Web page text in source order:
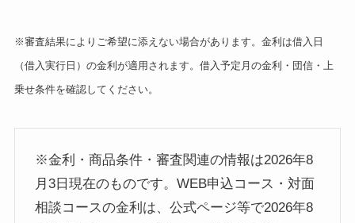
※審査結果によりご希望に添えない場合があります。金利は借入日
（借入実行日）の金利が適用されます。借入予定月の金利・団信・上
乗せ条件を確認してください。
※金利・商品条件・審査関連の情報は2026年8
月3日現在のものです。WEB申込コース・対面
相談コースの金利は、公式ページ等で2026年8